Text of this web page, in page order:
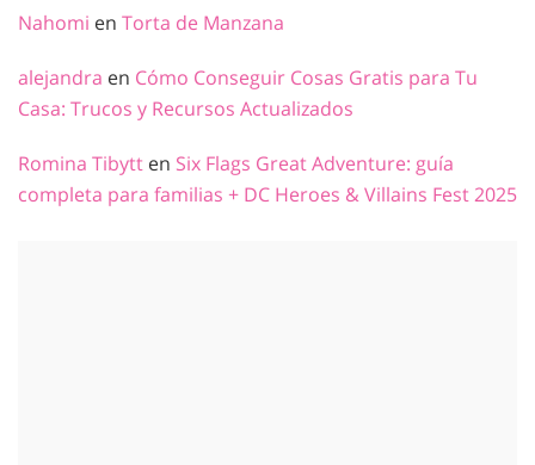
Nahomi en Torta de Manzana
alejandra en Cómo Conseguir Cosas Gratis para Tu
Casa: Trucos y Recursos Actualizados
Romina Tibytt en Six Flags Great Adventure: guía
completa para familias + DC Heroes & Villains Fest 2025